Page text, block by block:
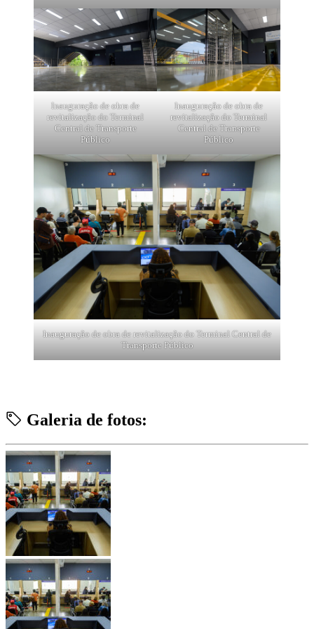
Inauguração de obra de
revitalização do Terminal
Central de Transporte
Público
Inauguração de obra de
revitalização do Terminal
Central de Transporte
Público
Inauguração de obra de revitalização do Terminal Central de
Transporte Público
Galeria de fotos: